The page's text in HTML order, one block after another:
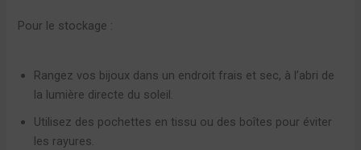
Pour le stockage :
Rangez vos bijoux dans un endroit frais et sec, à l’abri de
la lumière directe du soleil.
Utilisez des pochettes en tissu ou des boîtes pour éviter
les rayures.